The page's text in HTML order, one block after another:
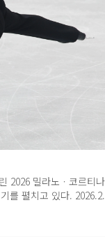
2026 밀라노ㆍ코르티
를 펼치고 있다.